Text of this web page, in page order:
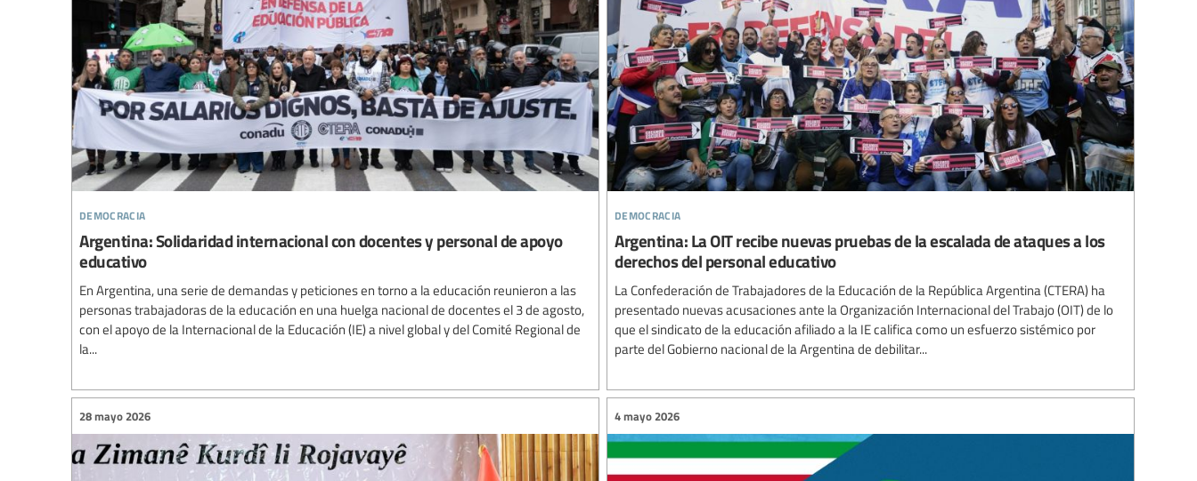
democracia
Argentina: Solidaridad internacional con docentes y personal de apoyo
educativo
En Argentina, una serie de demandas y peticiones en torno a la educación reunieron a las
personas trabajadoras de la educación en una huelga nacional de docentes el 3 de agosto,
con el apoyo de la Internacional de la Educación (IE) a nivel global y del Comité Regional de
la...
democracia
Argentina: La OIT recibe nuevas pruebas de la escalada de ataques a los
derechos del personal educativo
La Confederación de Trabajadores de la Educación de la República Argentina (CTERA) ha
presentado nuevas acusaciones ante la Organización Internacional del Trabajo (OIT) de lo
que el sindicato de la educación afiliado a la IE califica como un esfuerzo sistémico por
parte del Gobierno nacional de la Argentina de debilitar...
28 mayo 2026 4 mayo 2026